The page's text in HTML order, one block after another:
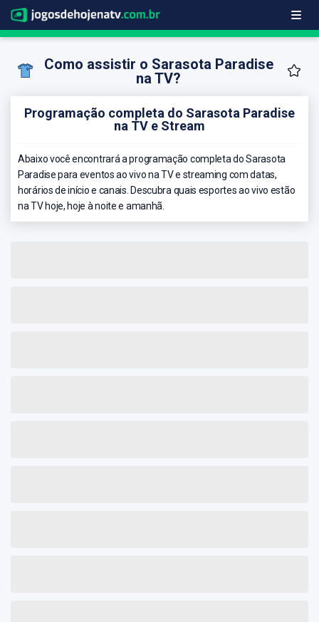
Como assistir o Sarasota Paradise
na TV?
Programação completa do Sarasota Paradise
na TV e Stream
Abaixo você encontrará a programação completa do Sarasota
Paradise para eventos ao vivo na TV e streaming com datas,
horários de início e canais. Descubra quais esportes ao vivo estão
na TV hoje, hoje à noite e amanhã.